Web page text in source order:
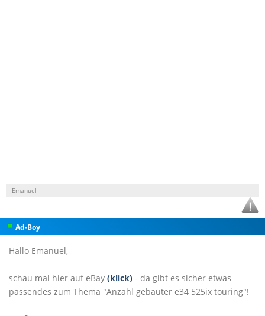
Emanuel
Ad-Boy
Hallo Emanuel,
schau mal hier auf eBay (klick) - da gibt es sicher etwas
passendes zum Thema "Anzahl gebauter e34 525ix touring"!